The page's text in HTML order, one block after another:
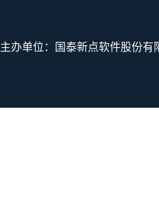
主办单位：国泰新点软件股份有